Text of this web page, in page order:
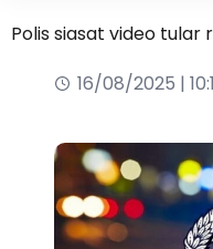
Polis siasat video
16/08/2025 |